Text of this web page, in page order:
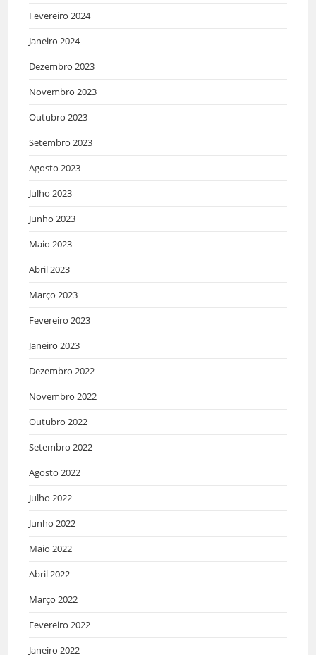
Fevereiro 2024
Janeiro 2024
Dezembro 2023
Novembro 2023
Outubro 2023
Setembro 2023
Agosto 2023
Julho 2023
Junho 2023
Maio 2023
Abril 2023
Março 2023
Fevereiro 2023
Janeiro 2023
Dezembro 2022
Novembro 2022
Outubro 2022
Setembro 2022
Agosto 2022
Julho 2022
Junho 2022
Maio 2022
Abril 2022
Março 2022
Fevereiro 2022
Janeiro 2022